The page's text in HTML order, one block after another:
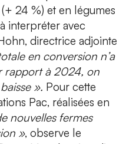
24 %) et en légumes
interpréter avec
directrice adjointe
en conversion n’a
rapport à 2024, on
». Pour cette
Pac, réalisées en
nouvelles fermes
», observe le